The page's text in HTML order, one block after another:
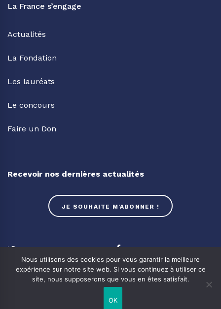
La France s’engage
Actualités
La Fondation
Les lauréats
Le concours
Faire un Don
Recevoir nos dernières actualités
JE SOUHAITE M'ABONNER !
Twitter Facebook
Linkedin Youtube
Nous utilisons des cookies pour vous garantir la meilleure
expérience sur notre site web. Si vous continuez à utiliser ce
site, nous supposerons que vous en êtes satisfait.
OK